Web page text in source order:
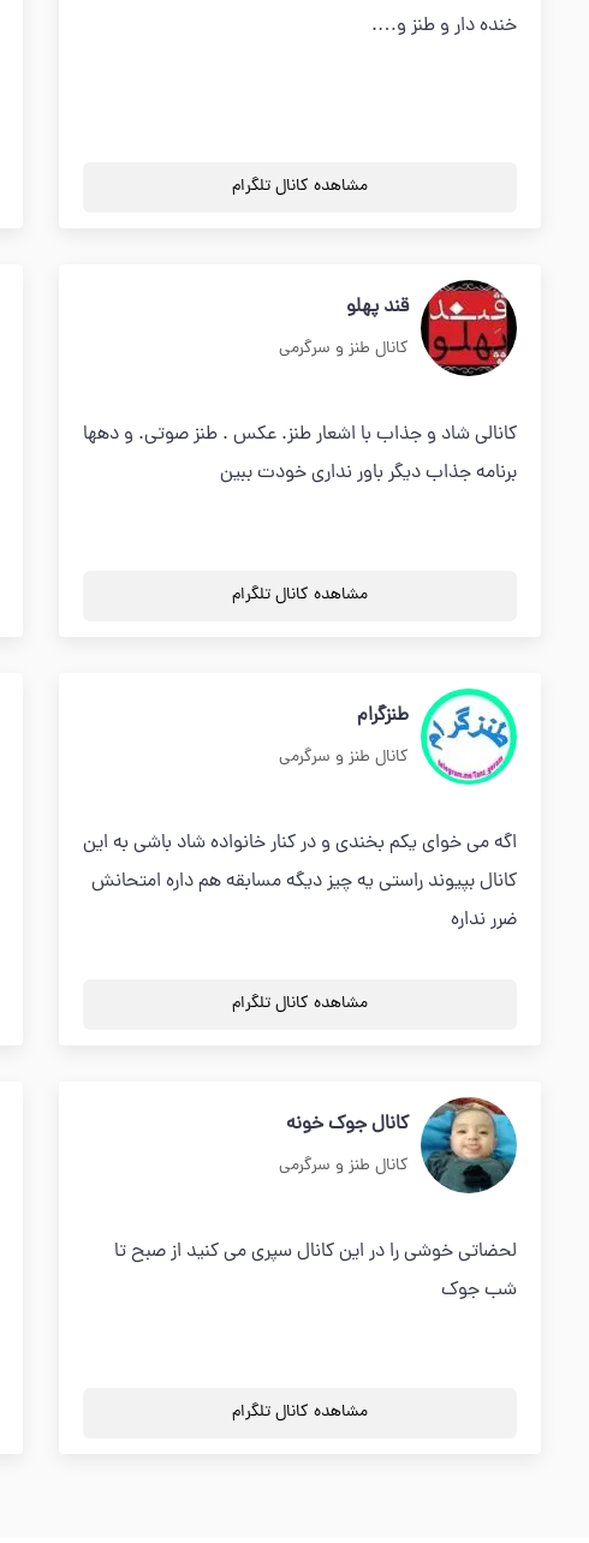
خنده دار و طنز و….
مشاهده کانال تلگرام
قند پهلو
کانال طنز و سرگرمی
کانالی شاد و جذاب با اشعار طنز. عکس . طنز صوتی. و دهها
برنامه جذاب دیگر باور نداری خودت ببین
مشاهده کانال تلگرام
طنزگرام
کانال طنز و سرگرمی
اگه می خوای یکم بخندی و در کنار خانواده شاد باشی به این
کانال بپیوند راستی یه چیز دیگه مسابقه هم داره امتحانش
ضرر نداره
مشاهده کانال تلگرام
کانال جوک خونه
کانال طنز و سرگرمی
لحضاتی خوشی را در این کانال سپری می کنید از صبح تا
شب جوک
مشاهده کانال تلگرام